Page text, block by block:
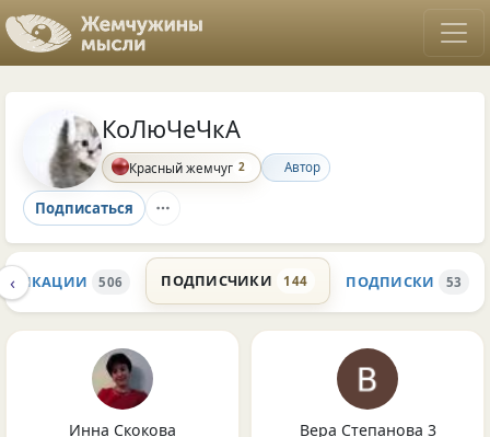
КоЛюЧеЧкА
Красный жемчуг 2 Автор
Подписаться
506 ПОДПИСЧИКИ 144 ПОДПИСКИ 53
‹
Инна Скокова Вера Степанова 3